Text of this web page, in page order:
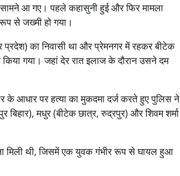
आ गए। पहले कहासुनी हुई और फिर मामला
से जख्मी हो गया।
का निवासी था और प्रेमनगर में रहकर बीटेक
गया। जहां देर रात इलाज के दौरान उसने दम
आधार पर हत्या का मुकदमा दर्ज करते हुए पुलिस ने
बिहार), मधुर (बीटेक छात्र, रुद्रपुर) और शिवम शर्मा
मिली थी, जिसमें एक युवक गंभीर रूप से घायल हुआ